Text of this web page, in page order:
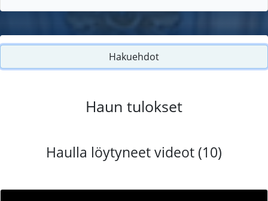
Hakuehdot
Haun tulokset
Haulla löytyneet videot (10)